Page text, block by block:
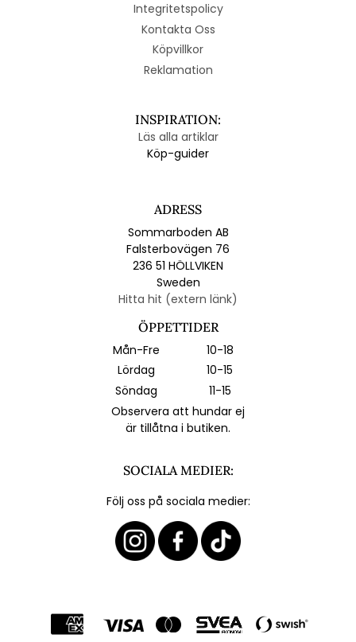
Integritetspolicy
Kontakta Oss
Köpvillkor
Reklamation
INSPIRATION:
Läs alla artiklar
Köp-guider
ADRESS
Sommarboden AB
Falsterbovägen 76
236 51 HÖLLVIKEN
Sweden
Hitta hit (extern länk)
ÖPPETTIDER
Mån-Fre
10-18
Lördag
10-15
Söndag
11-15
Observera att hundar ej
är tillåtna i butiken.
SOCIALA MEDIER:
Följ oss på sociala medier: